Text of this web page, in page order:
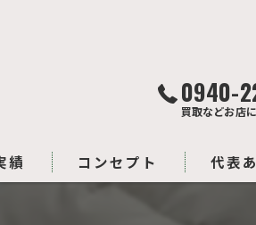
0940-
買取などお店
績 コンセプト 代表